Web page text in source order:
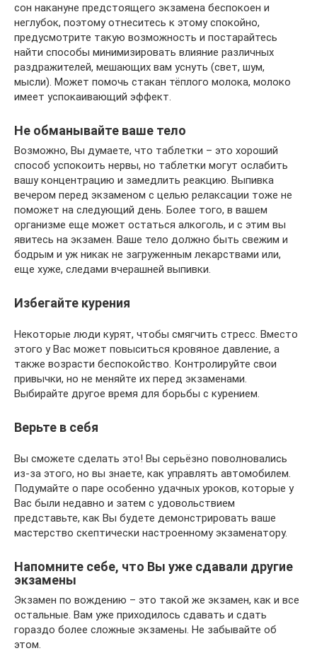
сон накануне предстоящего экзамена беспокоен и
неглубок, поэтому отнеситесь к этому спокойно,
предусмотрите такую возможность и постарайтесь
найти способы минимизировать влияние различных
раздражителей, мешающих вам уснуть (свет, шум,
мысли). Может помочь стакан тёплого молока, молоко
имеет успокаивающий эффект.
Не обманывайте ваше тело
Возможно, Вы думаете, что таблетки – это хороший
способ успокоить нервы, но таблетки могут ослабить
вашу концентрацию и замедлить реакцию. Выпивка
вечером перед экзаменом с целью релаксации тоже не
поможет на следующий день. Более того, в вашем
организме еще может остаться алкоголь, и с этим вы
явитесь на экзамен. Ваше тело должно быть свежим и
бодрым и уж никак не загруженным лекарствами или,
еще хуже, следами вчерашней выпивки.
Избегайте курения
Некоторые люди курят, чтобы смягчить стресс. Вместо
этого у Вас может повыситься кровяное давление, а
также возрасти беспокойство. Контролируйте свои
привычки, но не меняйте их перед экзаменами.
Выбирайте другое время для борьбы с курением.
Верьте в себя
Вы сможете сделать это! Вы серьёзно поволновались
из-за этого, но вы знаете, как управлять автомобилем.
Подумайте о паре особенно удачных уроков, которые у
Вас были недавно и затем с удовольствием
представьте, как Вы будете демонстрировать ваше
мастерство скептически настроенному экзаменатору.
Напомните себе, что Вы уже сдавали другие
экзамены
Экзамен по вождению – это такой же экзамен, как и все
остальные. Вам уже приходилось сдавать и сдать
гораздо более сложные экзамены. Не забывайте об
этом.